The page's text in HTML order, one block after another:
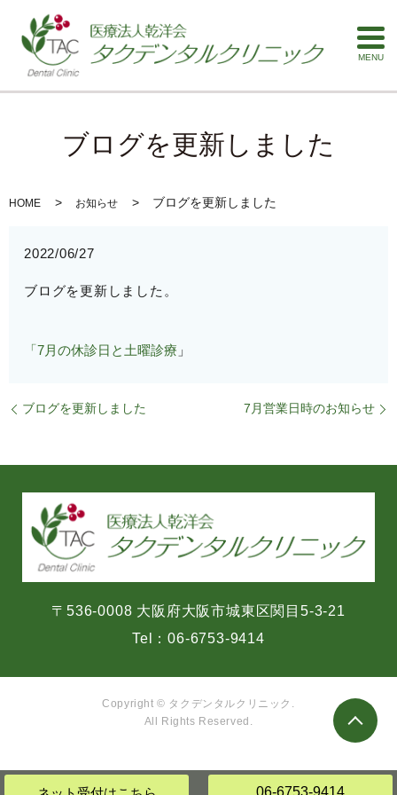
MENU
ブログを更新しました
HOME お知らせ ブログを更新しました
2022/06/27
ブログを更新しました。
「7月の休診日と土曜診療 」
ブログを更新しました 7月営業日時のお知らせ
06-6753-9414
〒536-0008 大阪府大阪市城東区関目5-3-21
Tel：06-6753-9414
Copyright © タクデンタルクリニック.
All Rights Reserved.